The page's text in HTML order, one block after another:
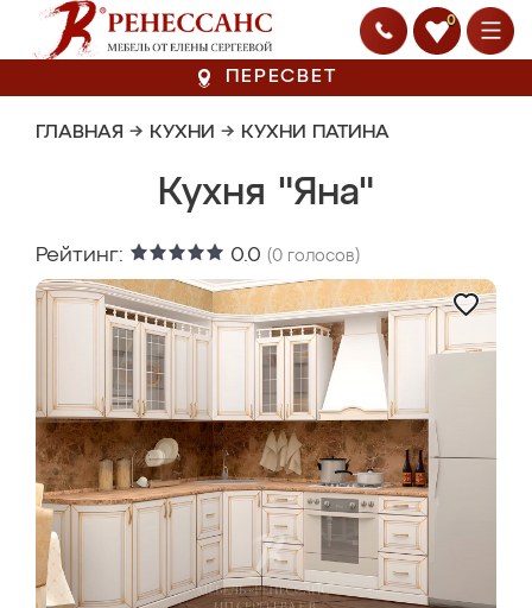
0
ПЕРЕСВЕТ
ГЛАВНАЯ → КУХНИ → КУХНИ ПАТИНА
Кухня "Яна"
Рейтинг: 0.0 (0 голосов)